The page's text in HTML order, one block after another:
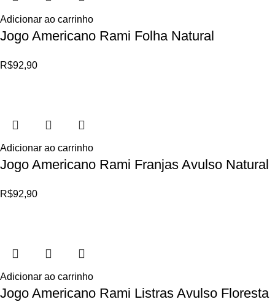
Adicionar ao carrinho
Jogo Americano Rami Folha Natural
R$92,90
Adicionar ao carrinho
Jogo Americano Rami Franjas Avulso Natural
R$92,90
Adicionar ao carrinho
Jogo Americano Rami Listras Avulso Floresta